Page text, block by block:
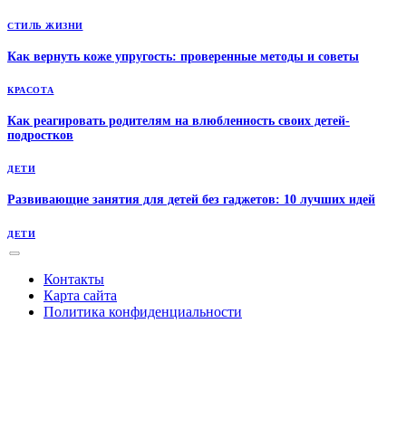
СТИЛЬ ЖИЗНИ
Как вернуть коже упругость: проверенные методы и советы
КРАСОТА
Как реагировать родителям на влюбленность своих детей-
подростков
ДЕТИ
Развивающие занятия для детей без гаджетов: 10 лучших идей
ДЕТИ
Контакты
Карта сайта
Политика конфиденциальности